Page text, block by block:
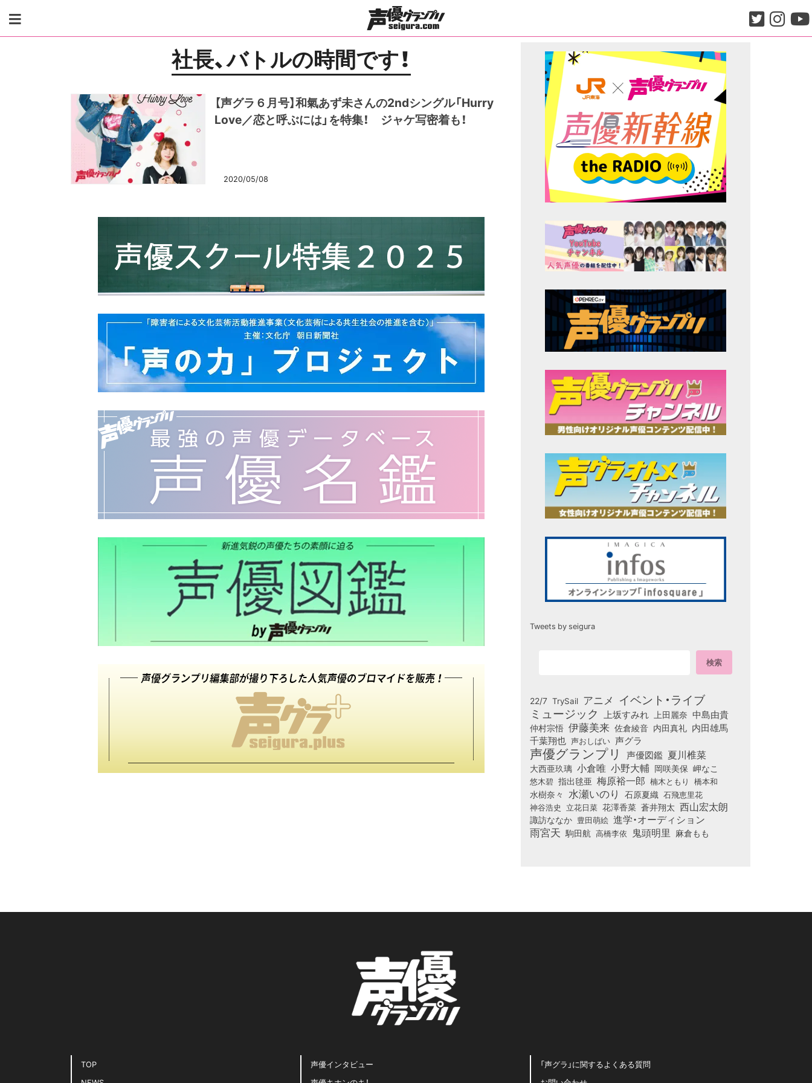
content
社長、バトルの時間です！
【声グラ６月号】和氣あず未さんの2ndシングル「Hurry
Love／恋と呼ぶには」を特集！ ジャケ写密着も！
2020/05/08
Tweets by seigura
22/7 TrySail アニメ イベント・ライブ
ミュージック 上坂すみれ 上田麗奈 中島由貴
仲村宗悟 伊藤美来 佐倉綾音 内田真礼 内田雄馬
千葉翔也 声おしばい 声グラ
声優グランプリ 声優図鑑 夏川椎菜
大西亜玖璃 小倉唯 小野大輔 岡咲美保 岬なこ
悠木碧 指出毬亜 梅原裕一郎 楠木ともり 橋本和
水樹奈々 水瀬いのり 石原夏織 石飛恵里花
神谷浩史 立花日菜 花澤香菜 蒼井翔太 西山宏太朗
諏訪ななか 豊田萌絵 進学・オーディション
雨宮天 駒田航 高橋李依 鬼頭明里 麻倉もも
TOP
声優インタビュー
「声グラ」に関するよくある質問